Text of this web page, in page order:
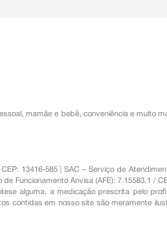
,mamãe e bebê, conveniênciae muito
13416-585 | SAC – Serviço de
Funcionamento Anvisa (AFE): 7.15583.1 /
alguma, a medicação prescrita pelo
contidas em nosso site são meramente